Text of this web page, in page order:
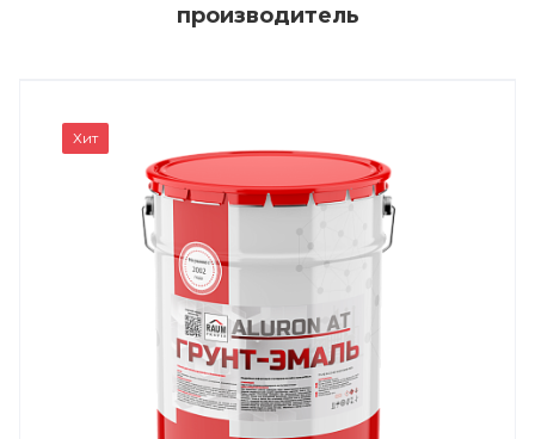
производитель
Хит